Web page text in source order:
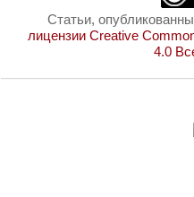
Статьи,
лицензии Creative
4.0